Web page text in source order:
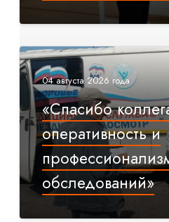
04 августа 2026 года
«Спасибо
оперативность и
обследований»